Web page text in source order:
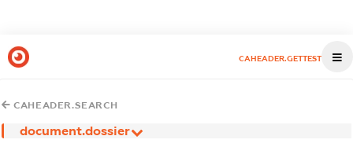
CAHEADER.GETTEST
CAHEADER.SEARCH
document.dossier